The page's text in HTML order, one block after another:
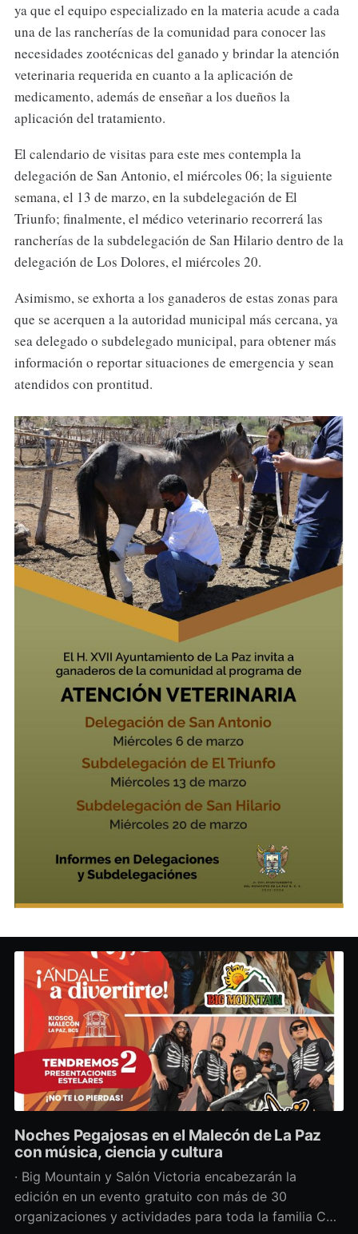
ya que el equipo especializado en la materia acude a cada
una de las rancherías de la comunidad para conocer las
necesidades zootécnicas del ganado y brindar la atención
veterinaria requerida en cuanto a la aplicación de
medicamento, además de enseñar a los dueños la
aplicación del tratamiento.
El calendario de visitas para este mes contempla la
delegación de San Antonio, el miércoles 06; la siguiente
semana, el 13 de marzo, en la subdelegación de El
Triunfo; finalmente, el médico veterinario recorrerá las
rancherías de la subdelegación de San Hilario dentro de la
delegación de Los Dolores, el miércoles 20.
Asimismo, se exhorta a los ganaderos de estas zonas para
que se acerquen a la autoridad municipal más cercana, ya
sea delegado o subdelegado municipal, para obtener más
información o reportar situaciones de emergencia y sean
atendidos con prontitud.
Noches Pegajosas en el Malecón de La Paz
con música, ciencia y cultura
· Big Mountain y Salón Victoria encabezarán la
edición en un evento gratuito con más de 30
organizaciones y actividades para toda la familia Con